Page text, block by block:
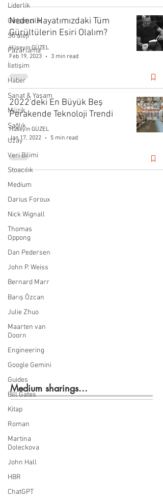
Liderlik
Girişimcilik
Strateji
Pazarlama
İletişim
Haber
Sanat & Yaşam
Müzik
Sağlık
Uzay
Veri Bilimi
Stoacılık
Medium
Darius Foroux
Nick Wignall
Thomas
Oppong
Dan Pedersen
John P. Weiss
Bernard Marr
Barış Özcan
Julie Zhuo
Maarten van
Doorn
Engineering
Google Gemini
Guides
Bill Gates
Kitap
Roman
Martina
Doleckova
John Hall
HBR
ChatGPT
Neden Hayatımızdaki Tüm
Gürültülerin Esiri Olalım?
Hüseyin GÜZEL
Feb 19, 2023
3 min read
2022'deki En Büyük Beş
Perakende Teknoloji Trendi
Hüseyin GÜZEL
Jan 17, 2022
5 min read
Medium sharings...